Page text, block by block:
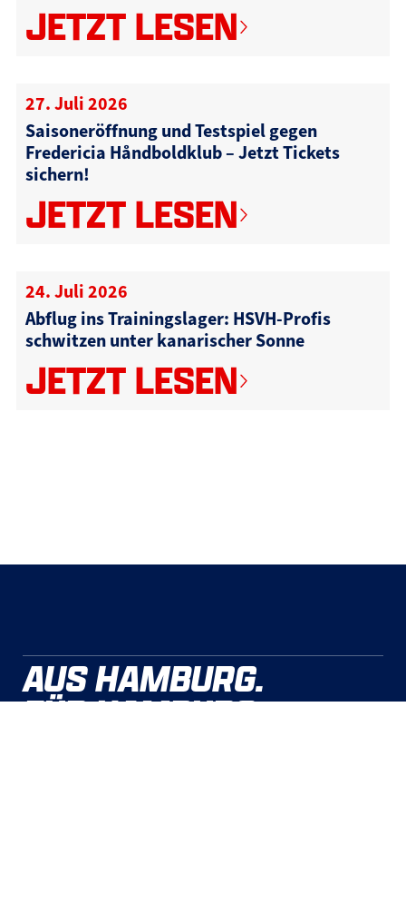
JETZT LESEN
27. Juli 2026
Saisoneröffnung und Testspiel gegen
Fredericia Håndboldklub – Jetzt Tickets
sichern!
JETZT LESEN
24. Juli 2026
Abflug ins Trainingslager: HSVH-Profis
schwitzen unter kanarischer Sonne
JETZT LESEN
AUS HAMBURG.
FÜR HAMBURG.